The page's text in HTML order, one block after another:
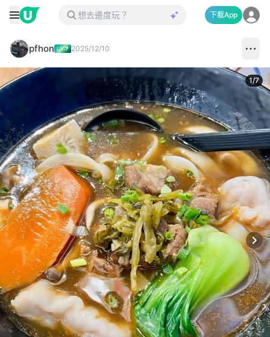
下載App
pfhon 2025/12/10
1/7